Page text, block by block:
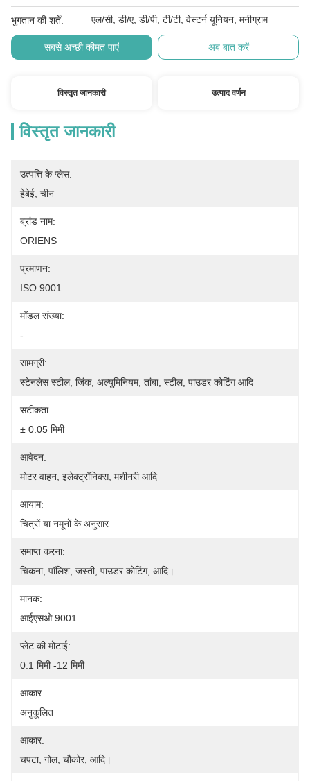
भुगतान की शर्तें: एल/सी, डी/ए, डी/पी, टी/टी, वेस्टर्न यूनियन, मनीग्राम
सबसे अच्छी कीमत पाएं अब बात करें
विस्तृत जानकारी उत्पाद वर्णन
विस्तृत जानकारी
उत्पत्ति के प्लेस:
हेबेई, चीन
ब्रांड नाम:
ORIENS
प्रमाणन:
ISO 9001
मॉडल संख्या:
-
सामग्री:
स्टेनलेस स्टील, जिंक, अल्युमिनियम, तांबा, स्टील, पाउडर कोटिंग आदि
सटीकता:
± 0.05 मिमी
आवेदन:
मोटर वाहन, इलेक्ट्रॉनिक्स, मशीनरी आदि
आयाम:
चित्रों या नमूनों के अनुसार
समाप्त करना:
चिकना, पॉलिश, जस्ती, पाउडर कोटिंग, आदि।
मानक:
आईएसओ 9001
प्लेट की मोटाई:
0.1 मिमी -12 मिमी
आकार:
अनुकूलित
आकार:
चपटा, गोल, चौकोर, आदि।